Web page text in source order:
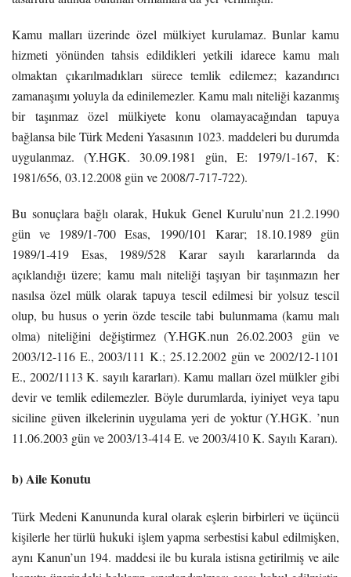
Kamu malları üzerinde özel mülkiyet kurulamaz. Bunlar kamu
hizmeti yönünden tahsis edildikleri yetkili idarece kamu malı
olmaktan çıkarılmadıkları sürece temlik edilemez; kazandırıcı
zamanaşımı yoluyla da edinilemezler. Kamu malı niteliği kazanmış
bir taşınmaz özel mülkiyete konu olamayacağından tapuya
bağlansa bile Türk Medeni Yasasının 1023. maddeleri bu durumda
uygulanmaz. (Y.HGK. 30.09.1981 gün, E: 1979/1-167, K:
1981/656, 03.12.2008 gün ve 2008/7-717-722).
Bu sonuçlara bağlı olarak, Hukuk Genel Kurulu’nun 21.2.1990
gün ve 1989/1-700 Esas, 1990/101 Karar; 18.10.1989 gün
1989/1-419 Esas, 1989/528 Karar sayılı kararlarında da
açıklandığı üzere; kamu malı niteliği taşıyan bir taşınmazın her
nasılsa özel mülk olarak tapuya tescil edilmesi bir yolsuz tescil
olup, bu husus o yerin özde tescile tabi bulunmama (kamu malı
olma) niteliğini değiştirmez (Y.HGK.nun 26.02.2003 gün ve
2003/12-116 E., 2003/111 K.; 25.12.2002 gün ve 2002/12-1101
E., 2002/1113 K. sayılı kararları). Kamu malları özel mülkler gibi
devir ve temlik edilemezler. Böyle durumlarda, iyiniyet veya tapu
siciline güven ilkelerinin uygulama yeri de yoktur (Y.HGK. ’nun
11.06.2003 gün ve 2003/13-414 E. ve 2003/410 K. Sayılı Kararı).
b) Aile Konutu
Türk Medeni Kanununda kural olarak eşlerin birbirleri ve üçüncü
kişilerle her türlü hukuki işlem yapma serbestisi kabul edilmişken,
aynı Kanun’un 194. maddesi ile bu kurala istisna getirilmiş ve aile